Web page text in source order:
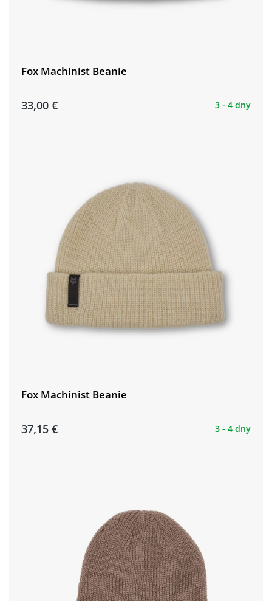
Fox Machinist Beanie
33,00 € 3 - 4 dny
Fox Machinist Beanie
37,15 € 3 - 4 dny